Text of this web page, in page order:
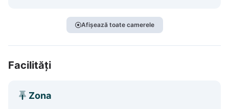
Afișează toate camerele
Facilități
Zona